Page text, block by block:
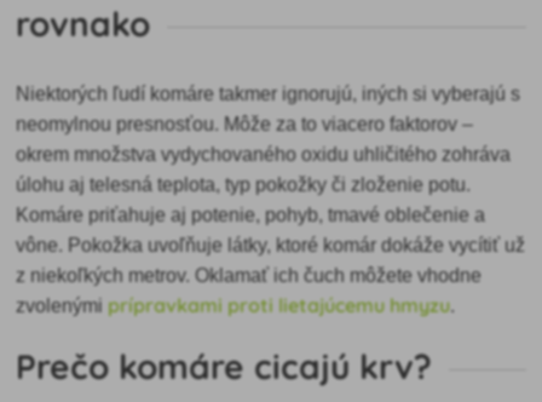
rovnako
Niektorých ľudí komáre takmer ignorujú, iných si vyberajú s
neomylnou presnosťou. Môže za to viacero faktorov –
okrem množstva vydychovaného oxidu uhličitého zohráva
úlohu aj telesná teplota, typ pokožky či zloženie potu.
Komáre priťahuje aj potenie, pohyb, tmavé oblečenie a
vône. Pokožka uvoľňuje látky, ktoré komár dokáže vycítiť už
z niekoľkých metrov. Oklamať ich čuch môžete vhodne
zvolenýmiprípravkami proti lietajúcemu hmyzu.
Prečo komáre cicajú krv?